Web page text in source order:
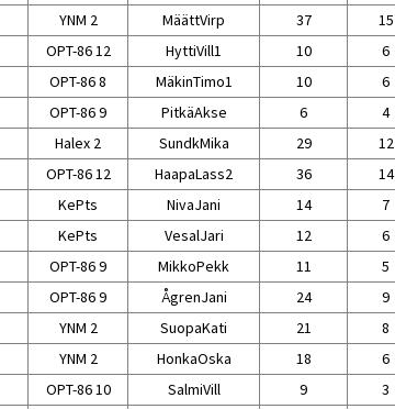
YNM 2 MäättVirp 37 15
OPT-86 12 HyttiVill1 10 6
OPT-86 8 MäkinTimo1 10 6
OPT-86 9 PitkäAkse 6 4
Halex 2 SundkMika 29 12
OPT-86 12 HaapaLass2 36 14
KePts NivaJani 14 7
KePts VesalJari 12 6
OPT-86 9 MikkoPekk 11 5
OPT-86 9 ÅgrenJani 24 9
YNM 2 SuopaKati 21 8
YNM 2 HonkaOska 18 6
OPT-86 10 SalmiVill 9 3